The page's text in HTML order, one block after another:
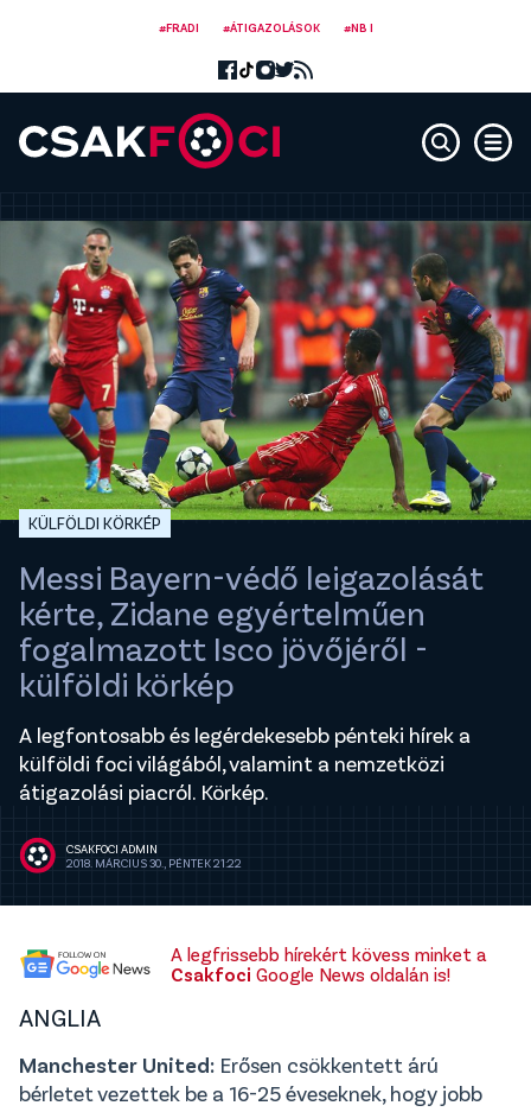
#FRADI #ÁTIGAZOLÁSOK #NB I
KÜLFÖLDI KÖRKÉP
Messi Bayern-védő leigazolását
kérte, Zidane egyértelműen
fogalmazott Isco jövőjéről -
külföldi körkép
A legfontosabb és legérdekesebb pénteki hírek a
külföldi foci világából, valamint a nemzetközi
átigazolási piacról. Körkép.
CSAKFOCI ADMIN
2018. MÁRCIUS 30., PÉNTEK 21:22
A legfrissebb hírekért kövess minket a
Csakfoci Google News oldalán is!
ANGLIA
Manchester United: Erősen csökkentett árú
bérletet vezettek be a 16-25 éveseknek, hogy jobb